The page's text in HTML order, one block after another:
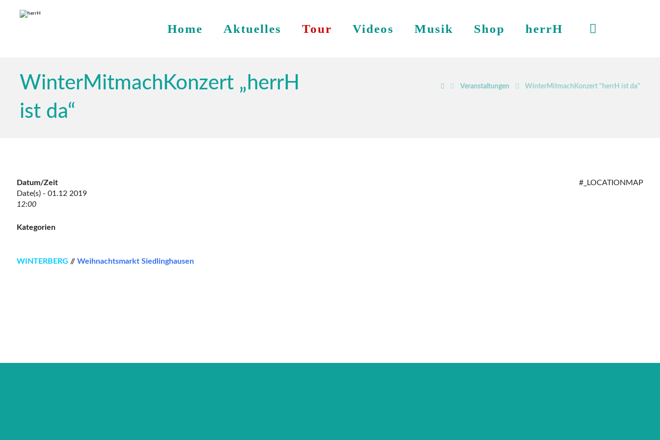
Home Aktuelles Tour Videos Musik Shop herrH
WinterMitmachKonzert „herrH
ist da“
Veranstaltungen WinterMitmachKonzert "herrH ist da"
#_LOCATIONMAP
Datum/Zeit
Date(s) - 01.12 2019
12:00
Kategorien
WINTERBERG // Weihnachtsmarkt Siedlinghausen